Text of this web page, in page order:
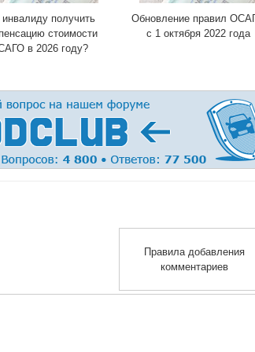
инвалиду получить
стоимости
в 2026 году?
Обновление правил
с 1 октября 2022 года
Правила добавления
комментариев